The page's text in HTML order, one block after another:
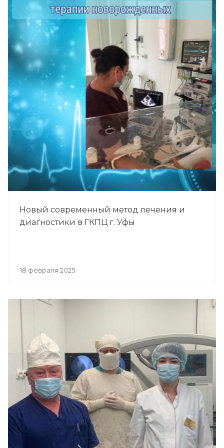
Новый современный метод лечения и
диагностики в ГКПЦ г. Уфы
18 февраля 2025